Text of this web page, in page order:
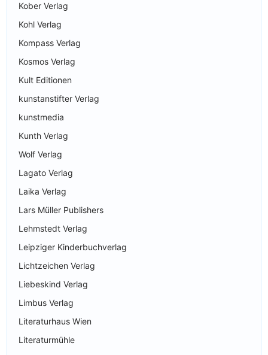
Kober Verlag
Kohl Verlag
Kompass Verlag
Kosmos Verlag
Kult Editionen
kunstanstifter Verlag
kunstmedia
Kunth Verlag
Wolf Verlag
Lagato Verlag
Laika Verlag
Lars Müller Publishers
Lehmstedt Verlag
Leipziger Kinderbuchverlag
Lichtzeichen Verlag
Liebeskind Verlag
Limbus Verlag
Literaturhaus Wien
Literaturmühle